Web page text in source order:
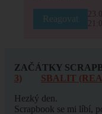
Reagovat
21:03
ZAČÁTKY
3)
SBALIT
Hezký den.
Scrapbook se mi líbí,